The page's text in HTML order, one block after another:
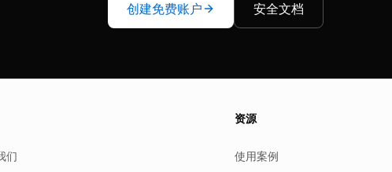
创建免费账户 安全文档
们
资源
使用案例